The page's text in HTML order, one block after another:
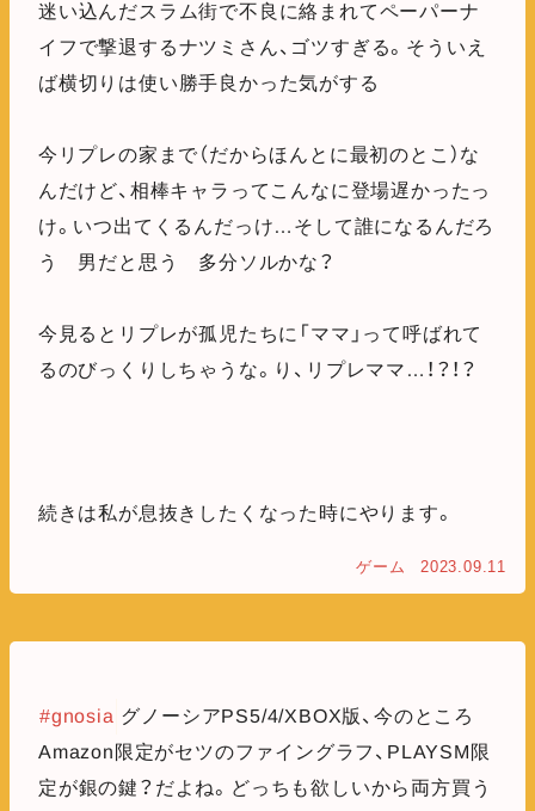
迷い込んだスラム街で不良に絡まれてペーパーナ
イフで撃退するナツミさん、ゴツすぎる。そういえ
ば横切りは使い勝手良かった気がする
今リプレの家まで（だからほんとに最初のとこ）な
んだけど、相棒キャラってこんなに登場遅かったっ
け。いつ出てくるんだっけ…そして誰になるんだろ
う 男だと思う 多分ソルかな？
今見るとリプレが孤児たちに「ママ」って呼ばれて
るのびっくりしちゃうな。り、リプレママ…！？！？
続きは私が息抜きしたくなった時にやります。
ゲーム 2023.09.11
#gnosia グノーシアPS5/4/XBOX版、今のところ
Amazon限定がセツのファイングラフ、PLAYSM限
定が銀の鍵？だよね。どっちも欲しいから両方買う